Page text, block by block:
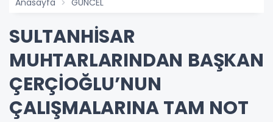
Anasayfa GÜNCEL
SULTANHİSAR
MUHTARLARINDAN BAŞKAN
ÇERÇİOĞLU’NUN
ÇALIŞMALARINA TAM NOT